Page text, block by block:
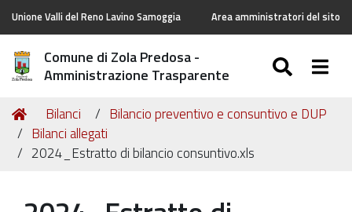
Unione Valli del Reno Lavino Samoggia Area amministratori del sito
Comune di Zola Predosa -
Amministrazione Trasparente
Tu
sei
qui:
Home
Bilanci
Bilancio preventivo e consuntivo e DUP
Bilanci allegati
2024_Estratto di bilancio consuntivo.xls